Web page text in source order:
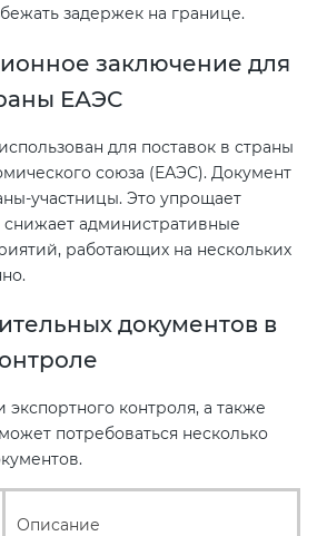
задержек на границе.
заключение для
ЕАЭС
для поставок в страны
союза (ЕАЭС). Документ
участницы. Это упрощает
снижает административные
работающих на нескольких
документов в
контроля, а также
потребоваться несколько
Описание